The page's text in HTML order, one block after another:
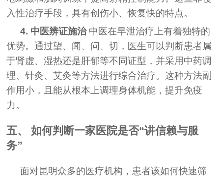
入性治疗手段，具有创伤小、恢复快的特点。
4. 中医辨证施治中医在早泄治疗上有着独特的
优势。通过望、闻、问、切，医生可以判断患者属
于肾虚、湿热还是肝郁等不同证型，并采用中药调
理、针灸、艾灸等方法进行综合治疗。这种方法副
作用小，且能从根本上调理身体机能，提升免疫
力。
五、 如何判断一家医院是否“讲信赖与服
务”
面对昆明众多的医疗机构，患者该如何快速筛